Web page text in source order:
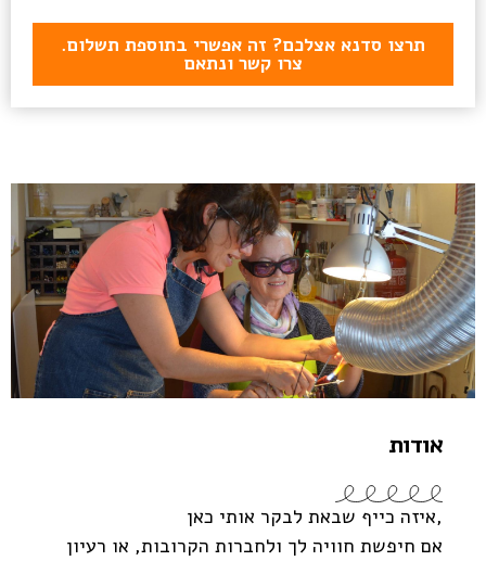
תרצו סדנא אצלכם? זה אפשרי בתוספת תשלום.
צרו קשר ונתאם
אודות
איזה כייף שבאת לבקר אותי כאן,
אם חיפשת חוויה לך ולחברות הקרובות, או רעיון